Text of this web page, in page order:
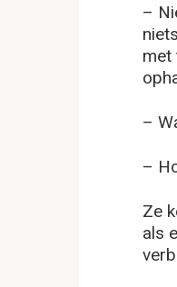
–
met
–
–
Ze
als